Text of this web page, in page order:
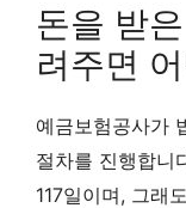
돈을 받
려주면
예금보험공사가
절차를 진행합니
117일이며, 그래